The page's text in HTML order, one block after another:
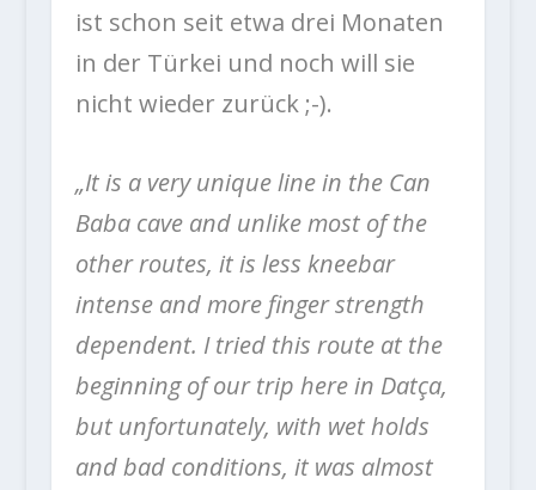
ist schon seit etwa drei Monaten
in der Türkei und noch will sie
nicht wieder zurück ;-).
„It is a very unique line in the Can
Baba cave and unlike most of the
other routes, it is less kneebar
intense and more finger strength
dependent. I tried this route at the
beginning of our trip here in Datça,
but unfortunately, with wet holds
and bad conditions, it was almost